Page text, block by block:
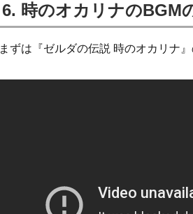
6. 時のオカリナのBGM
まずは『ゼルダの伝説 時のオカリナ』